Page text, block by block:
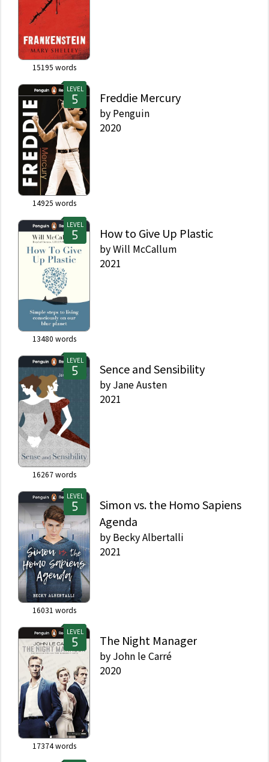
15195 words
LEVEL
14925 words
Freddie Mercury
by Penguin
2020
LEVEL
13480 words
How to Give Up Plastic
byWill McCallum
2021
LEVEL
16267words
Sence and Sensibility
by Jane Austen
2021
LEVEL
16031 words
Simon vs. the Homo Sapiens
Agenda
by Becky Albertalli
2021
LEVEL
17374words
The Night Manager
by John le Carré
2020